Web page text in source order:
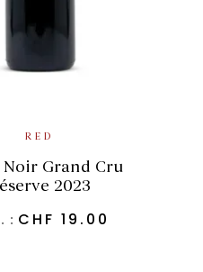
TO BASKET
RED
Grand Cru
2023
: CHF 19.00